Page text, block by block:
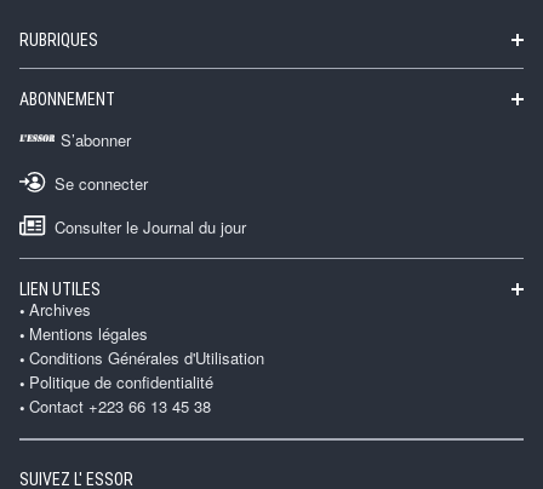
RUBRIQUES
ABONNEMENT
S’abonner
Se connecter
Consulter le Journal du jour
LIEN UTILES
Archives
Mentions légales
Conditions Générales d'Utilisation
Politique de confidentialité
Contact +223 66 13 45 38
SUIVEZ L' ESSOR